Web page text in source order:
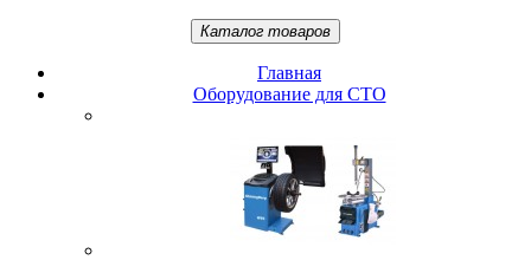
Каталог товаров
Главная
Oбopудoвaниe для CTO